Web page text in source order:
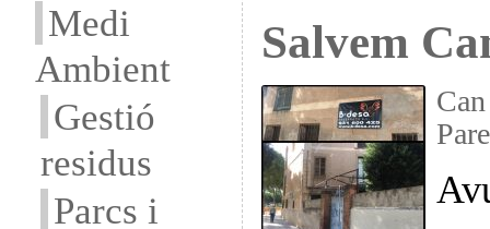
Medi
Ambient
Gestió
residus
Parcs i
Salvem